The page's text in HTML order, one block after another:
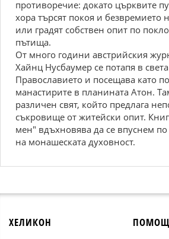
противоречие: докато църквите
хора търсят покоя и безвремието
или градят собствен опит по
пътища.
От много години австрийския
Хайнц Нусбаумер се потапя в
Православието и посещава като
манастирите в планината Атон.
различен свят, който предлага
съкровище от житейски опит.
мен" вдъхновява да се впуснем
на монашеската духовност.
ХЕЛИКОН ПОМОЩ